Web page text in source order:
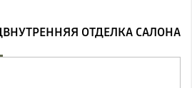
ВНУТРЕННЯЯ ОТДЕЛКА САЛОНА